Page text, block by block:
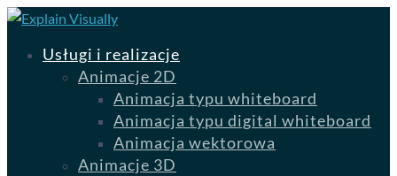
Usługi i realizacje
Animacje 2D
Animacja typu whiteboard
Animacja typu digital whiteboard
Animacja wektorowa
Animacje 3D